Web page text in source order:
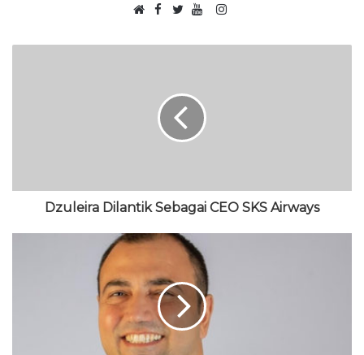
e
F
c
o
o
k
w
t
e
r
o
b
e
I
s
Dzuleira Dilantik Sebagai CEO SKS Airways